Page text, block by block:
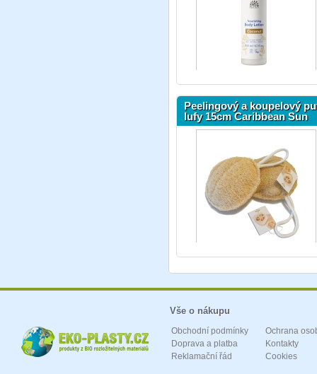
Peelingový a koupelový
lufy 15cm Caribbean Sun
Vše o nákupu
Obchodní podmínky
Doprava a platba
Reklamační řád
Ochrana
Kontakty
Cookies